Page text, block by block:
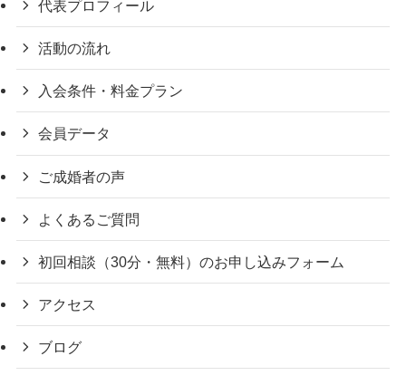
代表プロフィール
活動の流れ
入会条件・料金プラン
会員データ
ご成婚者の声
よくあるご質問
初回相談（30分・無料）のお申し込みフォーム
アクセス
ブログ